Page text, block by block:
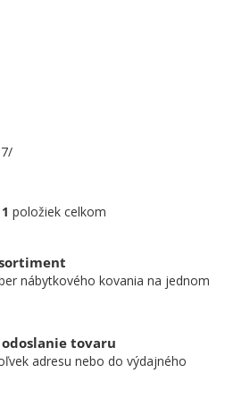
Ovládacie prvky výpisu
položiek celkom
nábytkového kovania na jednom
tovaru
adresu nebo do výdajného